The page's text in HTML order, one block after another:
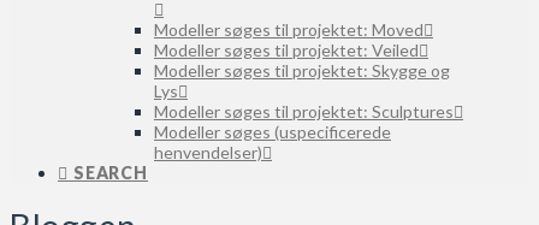
Modeller søges til projektet: Moved
Modeller søges til projektet: Veiled
Modeller søges til projektet: Skygge og
Lys
Modeller søges til projektet: Sculptures
Modeller søges (uspecificerede
henvendelser)
SEARCH